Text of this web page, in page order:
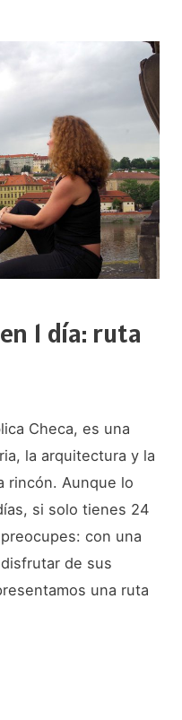
1 día: ruta
Checa, es una
la arquitectura y la
rincón. Aunque lo
si solo tienes 24
con una
de sus
una ruta